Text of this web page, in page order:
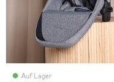
Auf Lager